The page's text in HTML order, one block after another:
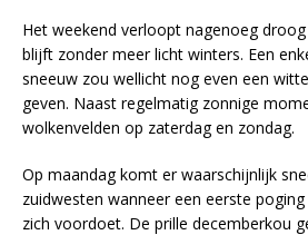
Het weekend verloopt nagenoeg
blijft zonder meer licht winters. Een
sneeuw zou wellicht nog even een
geven. Naast regelmatig zonnige
wolkenvelden op zaterdag en zondag.
Op maandag komt er waarschijnlijk
zuidwesten wanneer een eerste
zich voordoet. De prille decemberkou